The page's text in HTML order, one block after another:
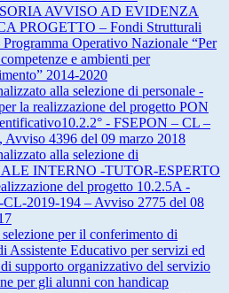
AVVISO AD EVIDENZA
PROGETTO – Fondi Strutturali
Operativo Nazionale “Per
e ambienti per
2014-2020
alla selezione di personale -
la realizzazione del progetto PON
- FSEPON – CL –
Avviso 4396 del 09 marzo 2018
alla selezione di
INTERNO -TUTOR-ESPERTO
del progetto 10.2.5A -
2019-194 – Avviso 2775 del 08
per il conferimento di
Assistente Educativo per servizi ed
supporto organizzativo del servizio
per gli alunni con handicap